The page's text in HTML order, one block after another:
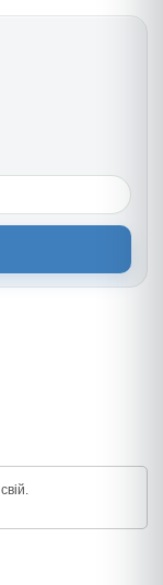
свій.